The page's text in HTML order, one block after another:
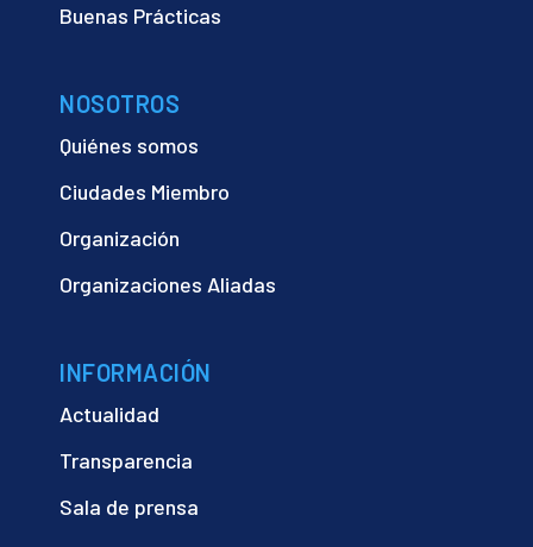
Buenas Prácticas
NOSOTROS
Quiénes somos
Ciudades Miembro
Organización
Organizaciones Aliadas
INFORMACIÓN
Actualidad
Transparencia
Sala de prensa